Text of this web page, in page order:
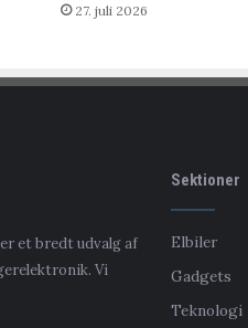
27. juli 2026
et bredt udvalg af
Vi
Sektioner
Elbiler
Gadgets
Teknologi